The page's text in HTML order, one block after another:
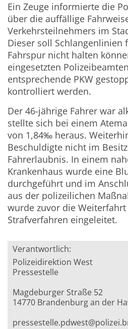
Ein Zeuge informierte die
über die auffällige
Verkehrsteilnehmers im
Dieser soll Schlangenlinien
Fahrspur nicht halten
eingesetzten
entsprechende PKW
kontrolliert werden.
Der 46-jährige Fahrer war
stellte sich bei einem
von 1,84‰ heraus.
Beschuldigte nicht im
Fahrerlaubnis. In einem
Krankenhaus wurde eine
durchgeführt und im
aus der polizeilichen
wurde zuvor die
Strafverfahren eingeleitet.
Verantwortlich:
Polizeidirektion West
Pressestelle
Magdeburger Straße 52
14770 Brandenburg an der